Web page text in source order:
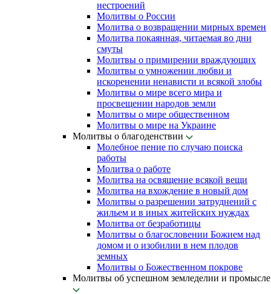
нестроений
Молитвы о России
Молитва о возвращении мирных времен
Молитва покаянная, читаемая во дни
смуты
Молитвы о примирении враждующих
Молитвы о умножении любви и
искоренении ненависти и всякой злобы
Молитвы о мире всего мира и
просвещении народов земли
Молитвы о мире общественном
Молитвы о мире на Украине
Молитвы о благоденствии
Молебное пение по случаю поиска
работы
Молитва о работе
Молитва на освящение всякой вещи
Молитва на вхождение в новый дом
Молитвы о разрешении затруднений с
жильем и в иных житейских нуждах
Молитва от безработицы
Молитвы о благословении Божием над
домом и о изобилии в нем плодов
земных
Молитвы о Божественном покрове
Молитвы об успешном земледелии и промысле